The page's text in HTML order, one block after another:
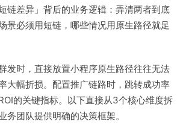
链差异」背后的业务逻辑：弄清两者到底
景必须用短链，哪些情况用原生路径就足
发时，直接放置小程序原生路径往往无法
大幅折损。配置推广链路时，跳转成功率
的关键指标。以下直接从3个核心维度拆
务团队提供明确的决策框架。